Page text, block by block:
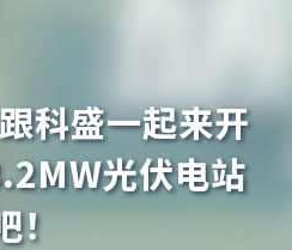
科盛一起来开
光伏电站
！